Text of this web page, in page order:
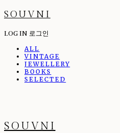
SOUVNI
LOG IN 로그인
ALL
VINTAGE
JEWELLERY
BOOKS
SELECTED
SOUVNI